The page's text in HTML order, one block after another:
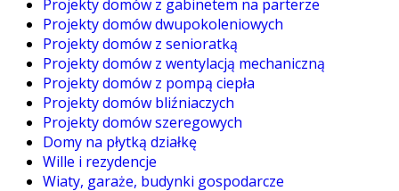
Projekty domów z gabinetem na parterze
Projekty domów dwupokoleniowych
Projekty domów z senioratką
Projekty domów z wentylacją mechaniczną
Projekty domów z pompą ciepła
Projekty domów bliźniaczych
Projekty domów szeregowych
Domy na płytką działkę
Wille i rezydencje
Wiaty, garaże, budynki gospodarcze